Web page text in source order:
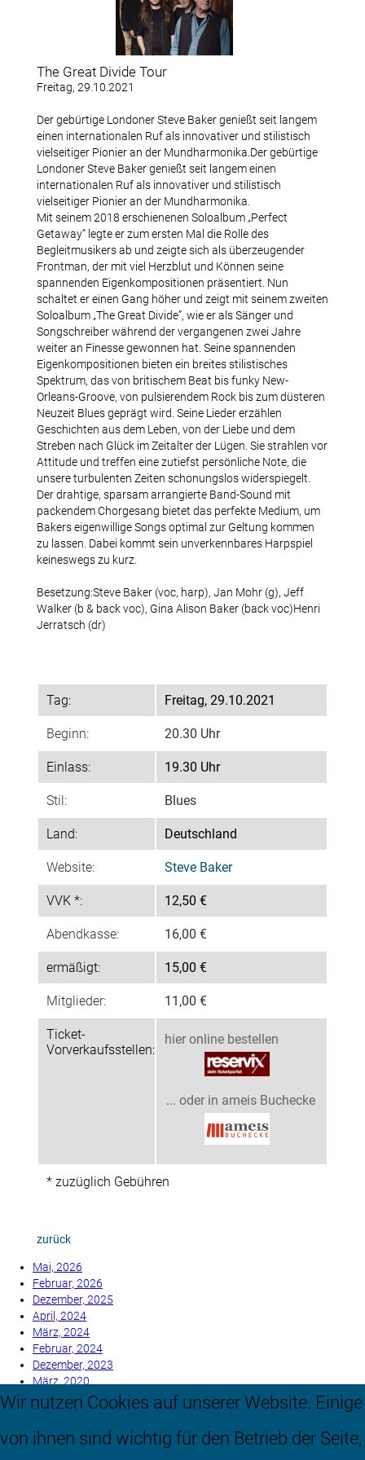
Datenschutzerklärung
Konzerte
Archiv Bischofsmühle
Konzertfotos Bischofsmühle
Mitglieder
Terminhinweise
Downloads
Mitglied werden
Team-Login
Jazztime
Archiv Jazztime
Konzertfotos Jazztime
Tickets
The Great Divide Tour
Freitag, 29.10.2021
Der gebürtige Londoner Steve Baker genießt seit langem
einen internationalen Ruf als innovativer und stilistisch
vielseitiger Pionier an der Mundharmonika.Der gebürtige
Londoner Steve Baker genießt seit langem einen
internationalen Ruf als innovativer und stilistisch
vielseitiger Pionier an der Mundharmonika.
Mit seinem 2018 erschienenen Soloalbum „Perfect
Getaway“ legte er zum ersten Mal die Rolle des
Begleitmusikers ab und zeigte sich als überzeugender
Frontman, der mit viel Herzblut und Können seine
spannenden Eigenkompositionen präsentiert. Nun
schaltet er einen Gang höher und zeigt mit seinem zweiten
Soloalbum „The Great Divide”, wie er als Sänger und
Songschreiber während der vergangenen zwei Jahre
weiter an Finesse gewonnen hat. Seine spannenden
Eigenkompositionen bieten ein breites stilistisches
Spektrum, das von britischem Beat bis funky New-
Orleans-Groove, von pulsierendem Rock bis zum düsteren
Neuzeit Blues geprägt wird. Seine Lieder erzählen
Geschichten aus dem Leben, von der Liebe und dem
Streben nach Glück im Zeitalter der Lügen. Sie strahlen vor
Attitude und treffen eine zutiefst persönliche Note, die
unsere turbulenten Zeiten schonungslos widerspiegelt.
Der drahtige, sparsam arrangierte Band-Sound mit
packendem Chorgesang bietet das perfekte Medium, um
Bakers eigenwillige Songs optimal zur Geltung kommen
zu lassen. Dabei kommt sein unverkennbares Harpspiel
keineswegs zu kurz.
Besetzung:Steve Baker (voc, harp), Jan Mohr (g), Jeff
Walker (b & back voc), Gina Alison Baker (back voc)Henri
Jerratsch (dr)
Tag: Freitag, 29.10.2021
Beginn: 20.30 Uhr
Einlass: 19.30 Uhr
Stil: Blues
Land: Deutschland
Website: Steve Baker
VVK *: 12,50 €
Abendkasse: 16,00 €
ermäßigt: 15,00 €
Mitglieder: 11,00 €
Ticket-
Vorverkaufsstellen:
hier online bestellen
... oder in ameis Buchecke
* zuzüglich Gebühren
zurück
Mai, 2026
Februar, 2026
Dezember, 2025
April, 2024
März, 2024
Februar, 2024
Dezember, 2023
März, 2020
August, 2017
Wir nutzen Cookies auf unserer Website. Einige
von ihnen sind wichtig für den Betrieb der Seite,